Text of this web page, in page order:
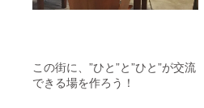
この街に、”ひと”と”ひと”が交流
できる場を作ろう！